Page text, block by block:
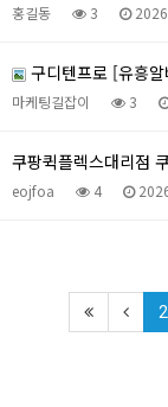
홍길동 3
구디텐프로 [유흥
마케팅길잡이 3
쿠팡퀵플렉스대리점
eojfoa 4